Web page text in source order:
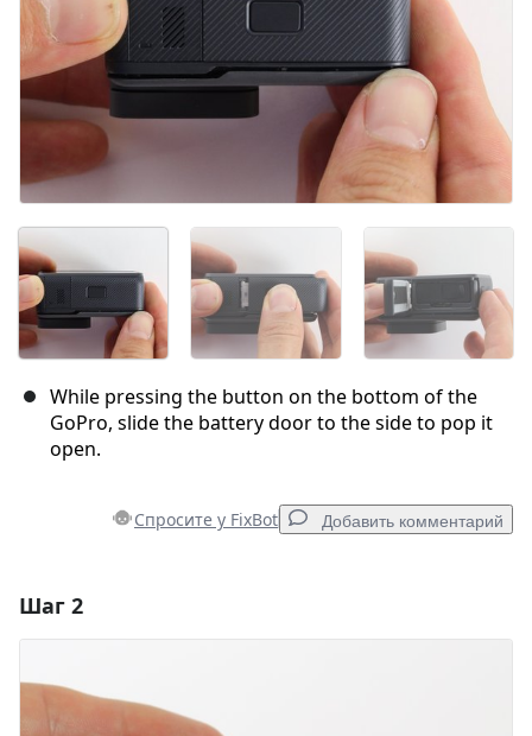
While pressing the button on the bottom of the
GoPro, slide the battery door to the side to pop it
open.
Спросите у FixBot Добавить комментарий
Шаг 2